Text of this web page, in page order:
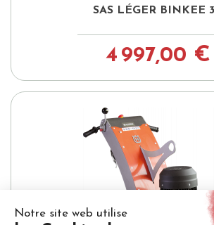
SAS LÉGER BINKEE
4 997,00 €